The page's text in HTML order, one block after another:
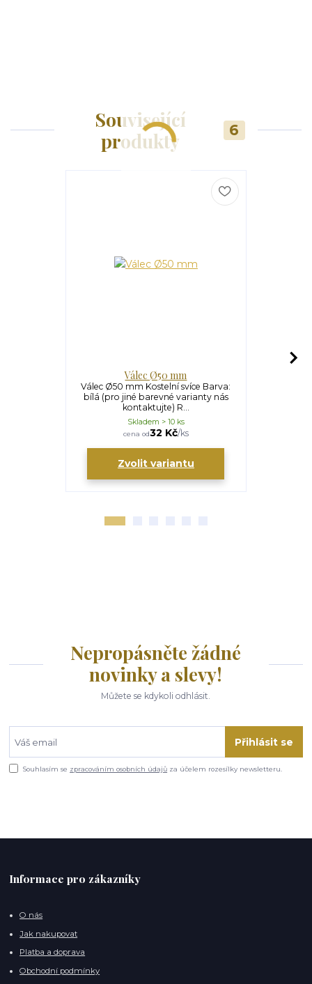
Související
produkty
6
Válec Ø50 mm
Válec Ø50 mm Kostelní svíce Barva:
bílá (pro jiné barevné varianty nás
kontaktujte) R...
cena od32 Kč/ks
Skladem > 10 ks
Zvolit variantu
Nepropásněte žádné
novinky a slevy!
Můžete se kdykoli odhlásit.
Přihlásit se
Souhlasím se zpracováním osobních údajů za účelem rozesílky newsletteru.
Informace pro zákazníky
O nás
Jak nakupovat
Platba a doprava
Obchodní podmínky